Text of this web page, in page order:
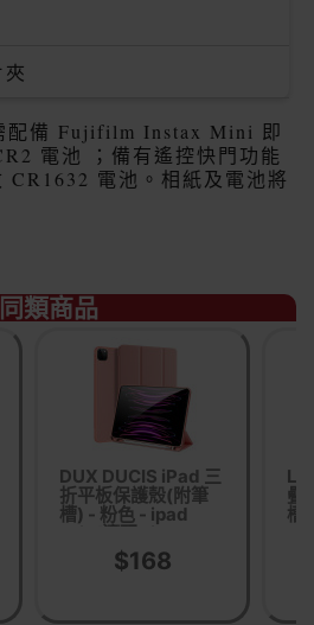
配備 Fujifilm Instax Mini 即
電池 ；備有遙控快門功能
CR1632 電池。相紙及電池將
同類商品
DUX DUCIS iPad 三
折平板保護殼(附筆
槽) - 粉色 - ipad
13in(適配Air 6
2024) | 智慧休眠/喚
醒功能 | 防刮保護 |
$168
疊
槽